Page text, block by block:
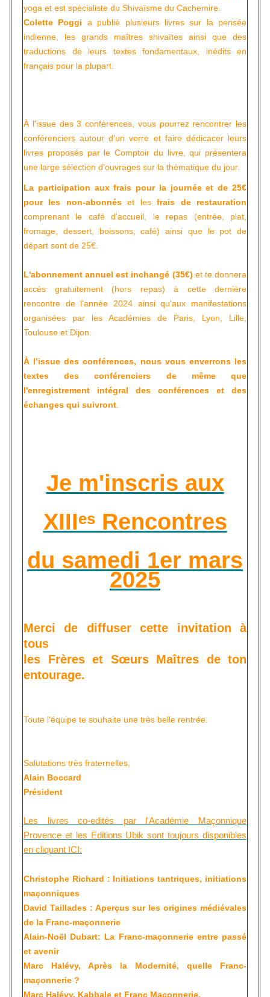
yoga et est spécialiste du Shivaïsme du Cachemire.
Colette Poggi a publié plusieurs livres sur la pensée
indienne, les grands maîtres shivaïtes ainsi que des
traductions de leurs textes fondamentaux, inédits en
français pour la plupart.
À l'issue des 3 conférences, vous pourrez rencontrer les
conférenciers autour d'un verre et faire dédicacer leurs
livres proposés par le Comptoir du livre, qui présentera
une large sélection d'ouvrages sur la thématique du jour.
La participation aux frais pour la journée et de 25€
pour les non-abonnéset lesfrais de restauration
comprenant le café d'accueil, le repas (entrée, plat,
fromage, dessert, boissons, café) ainsi que le pot de
départ sont de 25€.
L'abonnement annuel est inchangé (35€) et te donnera
accès gratuitement (hors repas) à cette dernière
rencontre de l'année 2024 ainsi qu'aux manifestations
organisées par les Académies de Paris, Lyon, Lille,
Toulouse et Dijon.
À l’issue des conférences, nous vous enverrons les
textes des conférenciers de même que
l'enregistrement intégral des conférences et des
échanges qui suivront
Je m'inscris aux
XIIIᵉˢ Rencontres
du samedi 1er mars
2025
Merci de diffuser cette invitation à
tous
les Frères et Sœurs Maîtres de ton
entourage.
Toute l'équipe te souhaite une très belle rentrée.
Salutations très fraternelles,
Alain Boccard
Président
Les livres co-edités par l'Académie Maçonnique
Provence et les Editions Ubiksont toujours disponibles
en cliquant ICI:
Christophe Richard : Initiations tantriques, initiations
maçonniques
David Taillades : Aperçus sur les origines médiévales
de la Franc-maçonnerie
Alain-Noël Dubart: La Franc-maçonnerie entre passé
et avenir
Marc Halévy, Après la Modernité, quelle Franc-
maçonnerie ?
Marc Halévy, Kabbale et Franc Maçonnerie.